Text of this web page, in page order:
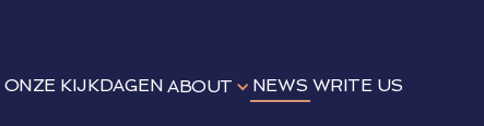
ONZE KIJKDAGEN ABOUT NEWS WRITE US